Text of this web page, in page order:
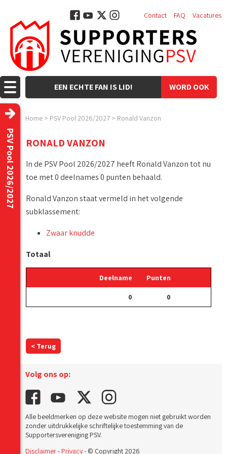
WORD OOK
EEN ECHTE FAN IS LID!
Contact FAQ Vacatures
Home > PSV Pool 2026/2027 > Ronald Vanzon
PSV Pool 2026/2027 RONALD VANZON
In de PSV Pool 2026/2027 heeft Ronald Vanzon tot nu
toe met 0 deelnames 0 punten behaald.
Ronald Vanzon staat vermeld in het volgende
subklassement:
Zwaar knudde
Totaal
Deelname Punten
0 0
< Terug
Volg ons op:
Alle beeldmerken op deze website mogen niet gebruikt worden
zonder uitdrukkelijke schriftelijke toestemming van de
Supportersvereniging PSV.
Disclaimer-Privacy- © Copyright 2026